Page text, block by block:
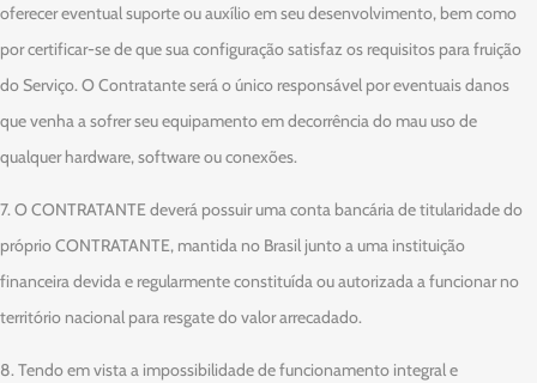
oferecer eventual suporte ou auxílio em seu desenvolvimento, bem como
por certificar-se de que sua configuração satisfaz os requisitos para fruição
do Serviço. O Contratante será o único responsável por eventuais danos
que venha a sofrer seu equipamento em decorrência do mau uso de
qualquer hardware, software ou conexões.
7. O CONTRATANTE deverá possuir uma conta bancária de titularidade do
próprio CONTRATANTE, mantida no Brasil junto a uma instituição
financeira devida e regularmente constituída ou autorizada a funcionar no
território nacional para resgate do valor arrecadado.
8. Tendo em vista a impossibilidade de funcionamento integral e